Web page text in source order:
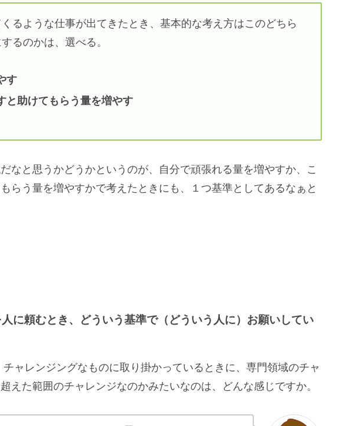
るような仕事が出てきたとき、基本的な考え方はこのどちら
るのかは、選べる。
す
と助けてもらう量を増やす
なと思うかどうかというのが、自分で頑張れる量を増やすか、こ
らう量を増やすかで考えたときにも、１つ基準としてあるなぁと
に頼むとき、どういう基準で（どういう人に）お願いしてい
ャレンジングなものに取り掛かっているときに、専門領域のチャ
えた範囲のチャレンジなのかみたいなのは、どんな感じですか。